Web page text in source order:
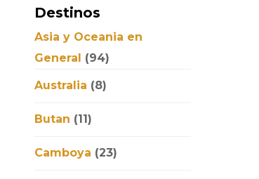
Destinos
Asia y Oceania en
General (94)
Australia (8)
Butan (11)
Camboya (23)